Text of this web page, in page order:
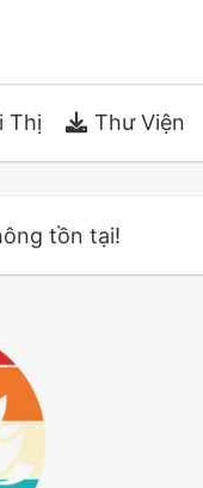
Thị Thư Viện
tồn tại!